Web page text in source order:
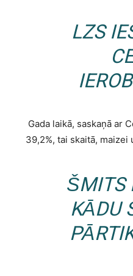
LZS
Gada laikā, saskaņā ar
39,2%, tai skaitā, maizei
ŠMITS
KĀDU